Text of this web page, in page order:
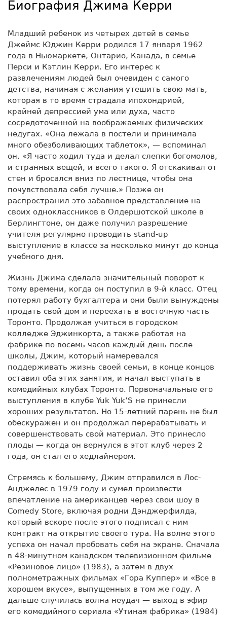
Биография Джима Керри
Младший ребенок из четырех детей в семье
Джеймс Юджин Керри родился 17 января 1962
года в Ньюмаркете, Онтарио, Канада, в семье
Перси и Кэтлин Керри. Его интерес к
развлечениям людей был очевиден с самого
детства, начиная с желания утешить свою мать,
которая в то время страдала ипохондрией,
крайней депрессией ума или духа, часто
сосредоточенной на воображаемых физических
недугах. «Она лежала в постели и принимала
много обезболивающих таблеток», — вспоминал
он. «Я часто ходил туда и делал слепки богомолов,
и странных вещей, и всего такого. Я отскакивал от
стен и бросался вниз по лестнице, чтобы она
почувствовала себя лучше.» Позже он
распространил это забавное представление на
своих одноклассников в Олдершотской школе в
Берлингтоне, он даже получил разрешение
учителя регулярно проводить stand-up
выступление в классе за несколько минут до конца
учебного дня.
Жизнь Джима сделала значительный поворот к
тому времени, когда он поступил в 9-й класс. Отец
потерял работу бухгалтера и они были вынуждены
продать свой дом и переехать в восточную часть
Торонто. Продолжая учиться в городском
колледже Эджинкорта, а также работая на
фабрике по восемь часов каждый день после
школы, Джим, который намеревался
поддерживать жизнь своей семьи, в конце концов
оставил оба этих занятия, и начал выступать в
комедийных клубах Торонто. Первоначальные его
выступления в клубе Yuk Yuk’S не принесли
хороших результатов. Но 15-летний парень не был
обескуражен и он продолжал перерабатывать и
совершенствовать свой материал. Это принесло
плоды — когда он вернулся в этот клуб через 2
года, он стал его хедлайнером.
Стремясь к большему, Джим отправился в Лос-
Анджелес в 1979 году и сумел произвести
впечатление на американцев через свои шоу в
Comedy Store, включая родни Дэнджерфилда,
который вскоре после этого подписал с ним
контракт на открытие своего тура. На волне этого
успеха он начал пробовать себя на экране. Сначала
в 48-минутном канадском телевизионном фильме
«Резиновое лицо» (1983), а затем в двух
полнометражных фильмах «Гора Куппер» и «Все в
хорошем вкусе», выпущенных в том же году. А
дальше случилась волна неудач — выход в эфир
его комедийного сериала «Утиная фабрика» (1984)